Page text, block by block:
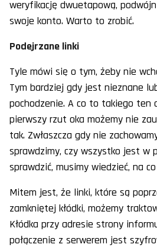
weryfikację dwuetapową,
swoje konto. Warto to zrobić.
Podejrzane linki
Tyle mówi się o tym, żeby nie
Tym bardziej gdy jest nieznane
pochodzenie. A co to takiego ten
pierwszy rzut oka możemy nie
tak. Zwłaszcza gdy nie
sprawdzimy, czy wszystko jest w
sprawdzić, musimy wiedzieć, na
Mitem jest, że linki, które są
zamkniętej kłódki, możemy
Kłódka przy adresie strony
połączenie z serwerem jest